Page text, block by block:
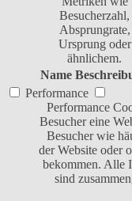
Besucherzahl,
Absprungrate,
Ursprung oder
ähnlichem.
Name
Performance
Performance
Besucher eine
Besucher wie
der Website oder
bekommen. Alle
sind